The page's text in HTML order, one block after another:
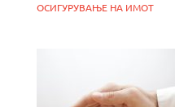
ОСИГУРУВАЊЕ НА ИМОТ